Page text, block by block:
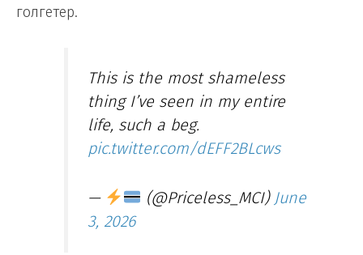
голгетер.
This is the most shameless
thing I’ve seen in my entire
life, such a beg.
pic.twitter.com/dEFF2BLcws
— (@Priceless_MCI) June
3, 2026